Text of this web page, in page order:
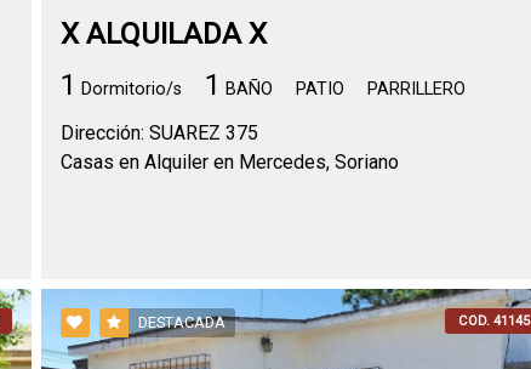
X ALQUILADA X
1 Dormitorio/s 1 BAÑO PATIO PARRILLERO
Dirección: SUAREZ 375
Casas en Alquiler en Mercedes, Soriano
DESTACADA COD. 41145